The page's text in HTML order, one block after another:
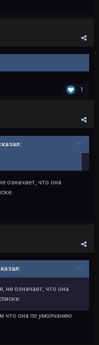
1
означает, что она
не означает, что она
что она по умолчанию